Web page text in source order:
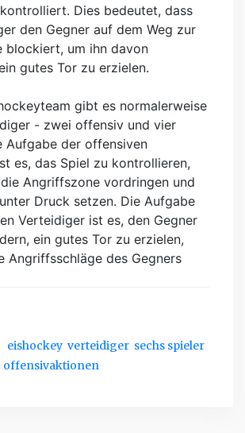
Dies bedeutet, dass
den Gegner auf dem Weg zur
blockiert, um ihn davon
gutes Tor zu erzielen.
gibt es normalerweise
- zwei offensiv und vier
Aufgabe der offensiven
es, das Spiel zu kontrollieren,
Angriffszone vordringen und
Druck setzen. Die Aufgabe
Verteidiger ist es, den Gegner
ein gutes Tor zu erzielen,
Angriffsschläge des Gegners
eishockey verteidiger sechs spieler
offensivaktionen